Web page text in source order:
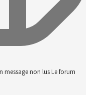
message non lusLe forum